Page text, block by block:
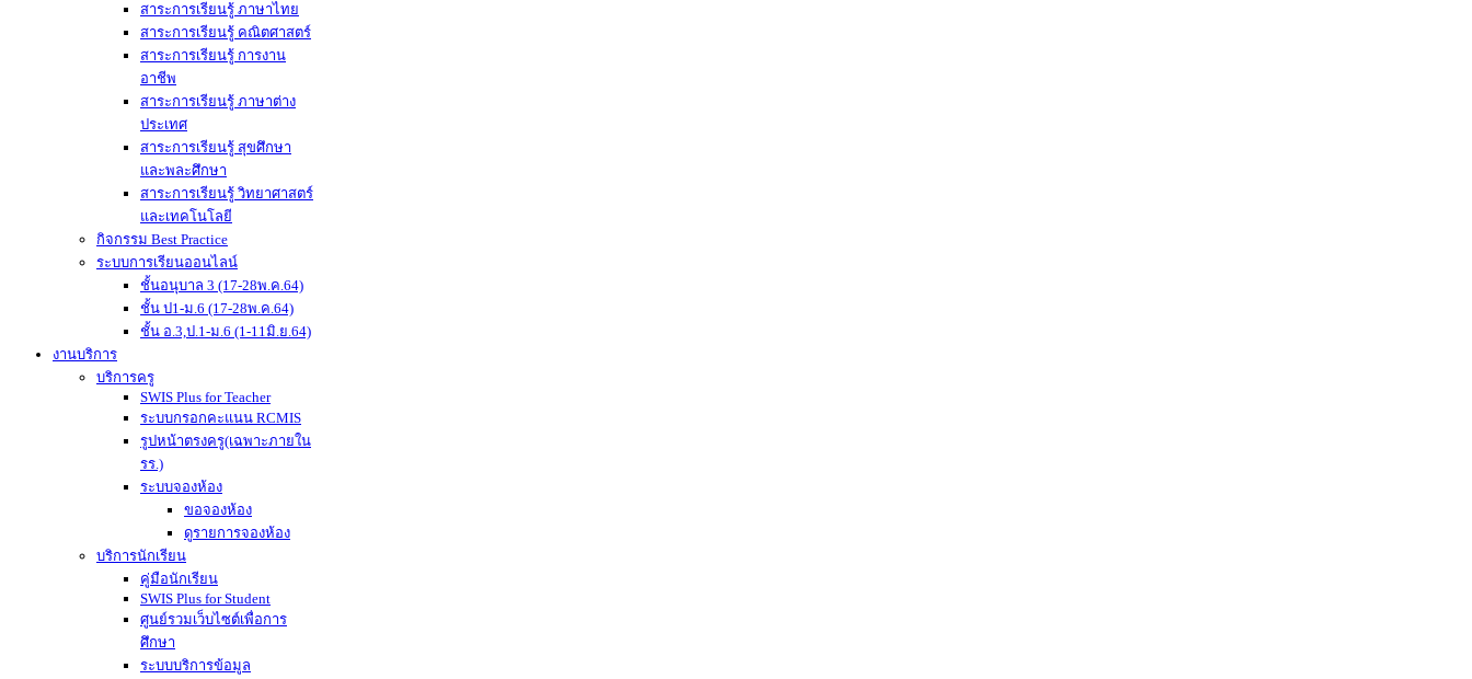
สาระการเรียนรู้ ภาษาไทย
สาระการเรียนรู้ คณิตศาสตร์
สาระการเรียนรู้ การงาน
อาชีพ
สาระการเรียนรู้ ภาษาต่าง
ประเทศ
สาระการเรียนรู้ สุขศึกษา
และพละศึกษา
สาระการเรียนรู้ วิทยาศาสตร์
และเทคโนโลยี
กิจกรรม Best Practice
ระบบการเรียนออนไลน์
ชั้นอนุบาล 3 (17-28พ.ค.64)
ชั้น ป1-ม.6 (17-28พ.ค.64)
ชั้น อ.3,ป.1-ม.6 (1-11มิ.ย.64)
งานบริการ
บริการครู
SWIS Plus for Teacher
ระบบกรอกคะแนน RCMIS
รูปหน้าตรงครู(เฉพาะภายใน
รร.)
ระบบจองห้อง
ขอจองห้อง
ดูรายการจองห้อง
บริการนักเรียน
คู่มือนักเรียน
SWIS Plus for Student
ศูนย์รวมเว็บไซต์เพื่อการ
ศึกษา
ระบบบริการข้อมูล